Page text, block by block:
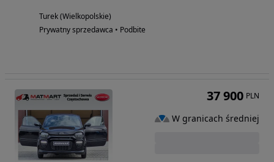
Turek (Wielkopolskie)
Prywatny sprzedawca • Podbite
37 900 PLN
W granicach średniej